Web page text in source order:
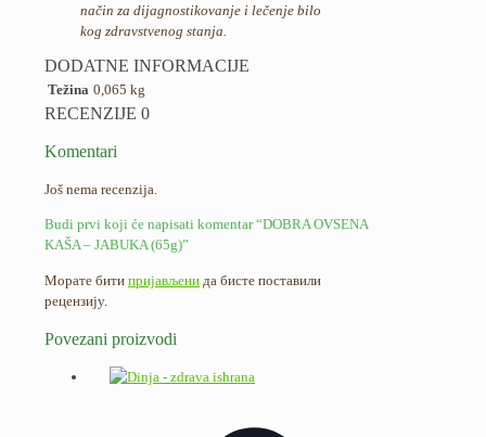
način za dijagnostikovanje i lečenje bilo
kog zdravstvenog stanja.
DODATNE INFORMACIJE
Težina 0,065 kg
RECENZIJE 0
Komentari
Još nema recenzija.
Budi prvi koji će napisati komentar “DOBRA OVSENA
KAŠA – JABUKA (65g)”
Морате бити пријављени да бисте поставили
рецензију.
Povezani proizvodi